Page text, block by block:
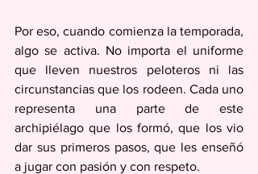
Por eso, cuando comienza la temporada,
algo se activa. No importa el uniforme
que lleven nuestros peloteros ni las
circunstancias que los rodeen. Cada uno
representa una parte de este
archipiélago que los formó, que los vio
dar sus primeros pasos, que les enseñó
a jugar con pasión y con respeto.